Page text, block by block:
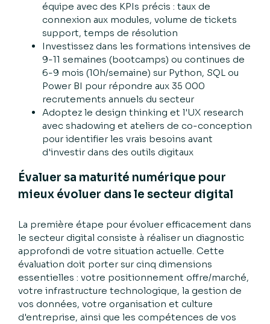
équipe avec des KPIs précis : taux de
connexion aux modules, volume de tickets
support, temps de résolution
Investissez dans les formations intensives de
9-11 semaines (bootcamps) ou continues de
6-9 mois (10h/semaine) sur Python, SQL ou
Power BI pour répondre aux 35 000
recrutements annuels du secteur
Adoptez le design thinking et l'UX research
avec shadowing et ateliers de co-conception
pour identifier les vrais besoins avant
d'investir dans des outils digitaux
Évaluer sa maturité numérique pour
mieux évoluer dans le secteur digital
La première étape pour évoluer efficacement dans
le secteur digital consiste à réaliser un diagnostic
approfondi de votre situation actuelle. Cette
évaluation doit porter sur cinq dimensions
essentielles : votre positionnement offre/marché,
votre infrastructure technologique, la gestion de
vos données, votre organisation et culture
d'entreprise, ainsi que les compétences de vos